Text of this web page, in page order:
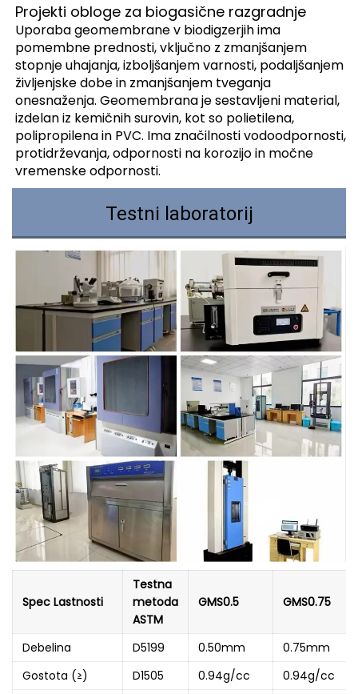
Projekti obloge za biogasične razgradnje
Uporaba geomembrane v biodigzerjih ima
pomembne prednosti, vključno z zmanjšanjem
stopnje uhajanja, izboljšanjem varnosti, podaljšanjem
življenjske dobe in zmanjšanjem tveganja
onesnaženja. Geomembrana je sestavljeni material,
izdelan iz kemičnih surovin, kot so polietilena,
polipropilena in PVC. Ima značilnosti vodoodpornosti,
protidrževanja, odpornosti na korozijo in močne
vremenske odpornosti.
Testni laboratorij
Spec Lastnosti
Testna
metoda
ASTM
GMS0.5 GMS0.75
Debelina D5199 0.50mm
0.75mm
Gostota (≥)
D1505 0.94g/cc
0.94g/cc